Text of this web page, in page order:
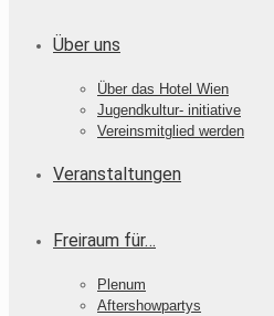
Über uns
Über das Hotel Wien
Jugendkultur- initiative
Vereinsmitglied werden
Veranstaltungen
Freiraum für…
Plenum
Aftershowpartys